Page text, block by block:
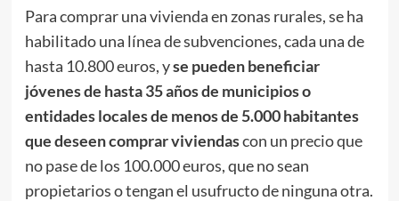
Para comprar una vivienda en zonas rurales, se ha
habilitado una línea de subvenciones, cada una de
hasta 10.800 euros, yse pueden beneficiar
jóvenes de hasta 35 años de municipios o
entidades locales de menos de 5.000 habitantes
que deseen comprar viviendascon un precio que
no pase de los 100.000 euros, que no sean
propietarios o tengan el usufructo de ninguna otra.